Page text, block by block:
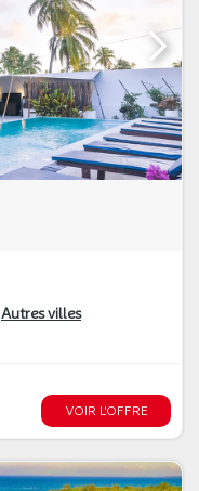
Autres villes
VOIR L'OFFRE